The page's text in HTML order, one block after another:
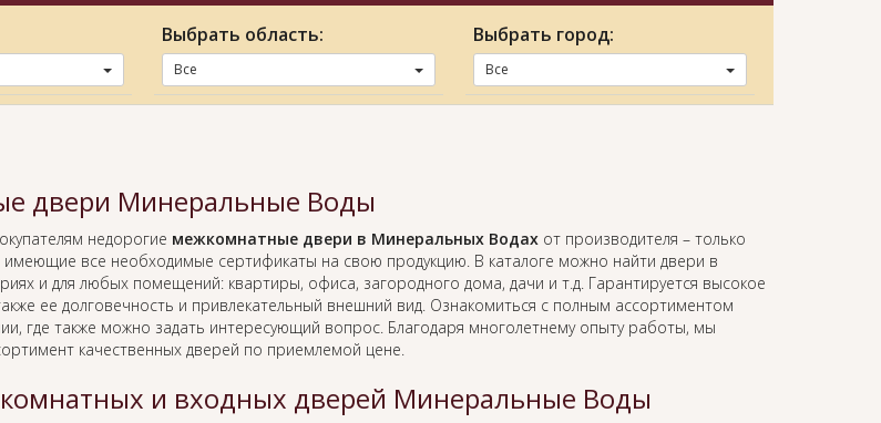
Выбрать область:
Все
Выбрать город:
Все
двери Минеральные Воды
недорогие межкомнатные двери в Минеральных Водахот производителя – только
все необходимые сертификаты на свою продукцию. В каталоге можно найти двери в
и для любых помещений: квартиры, офиса, загородного дома, дачи и т.д. Гарантируется высокое
ее долговечность и привлекательный внешний вид. Ознакомиться с полным ассортиментом
где также можно задать интересующий вопрос. Благодаря многолетнему опыту работы, мы
качественных дверей по приемлемой цене.
и входных дверей Минеральные Воды